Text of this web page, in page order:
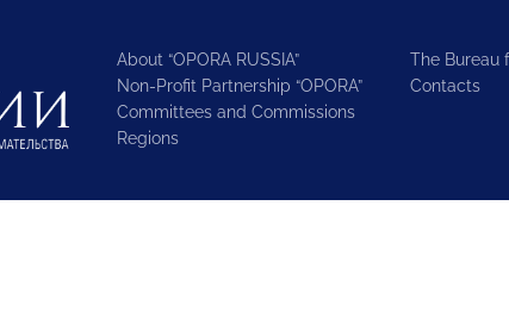
About “OPORA RUSSIA”
Non-Profit Partnership “OPORA”
Committees and Commissions
Regions
The Bureau
Contacts